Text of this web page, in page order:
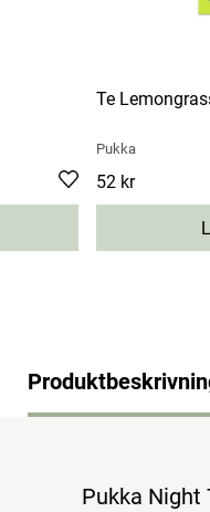
Te
Pukka
Pris:52 kr
52 kr
Pukka